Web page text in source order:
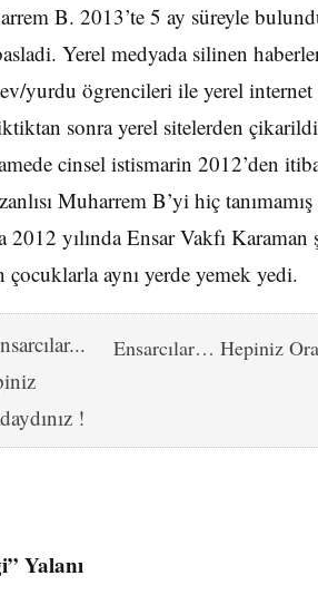
B. 2013’te 5 ay süreyle
Yerel medyada silinen
yurdu ögrencileri ile yerel
sonra yerel sitelerden
cinsel istismarin 2012’den
Muharrem B’yi hiç
2012 yılında Ensar Vakfı Karaman
çocuklarla aynı yerde yemek yedi.
Ensarcılar… Hepiniz
Yalanı